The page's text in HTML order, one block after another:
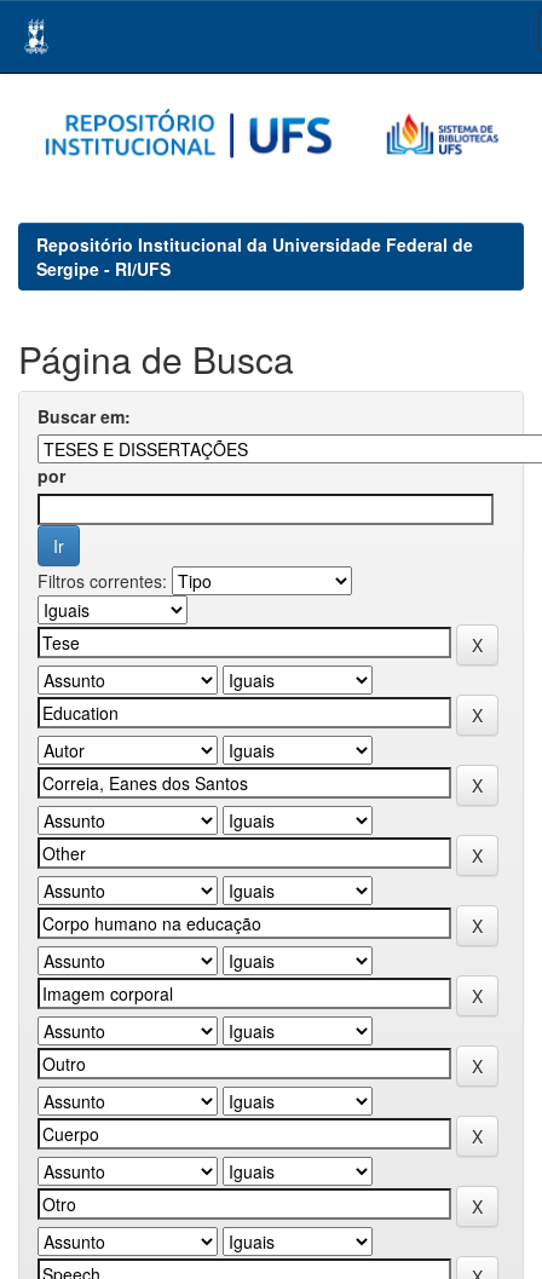
navigation
Repositório Institucional da Universidade Federal de
Sergipe - RI/UFS
Página de Busca
Buscar em:
por
Filtros correntes: